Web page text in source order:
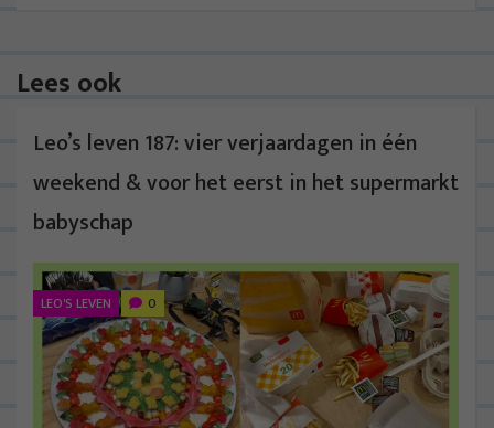
Lees ook
Leo’s leven 187: vier verjaardagen in één
weekend & voor het eerst in het supermarkt
babyschap
LEO'S LEVEN 0